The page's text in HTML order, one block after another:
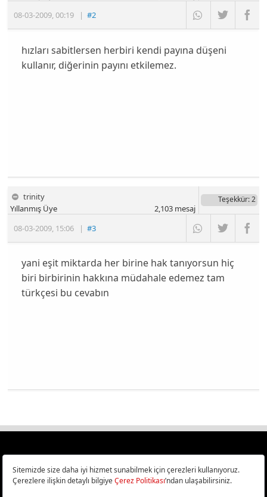
08-03-2009,00:19 |#2
hızları sabitlersen herbiri kendi payına düşeni
kullanır, diğerinin payını etkilemez.
trinity
08-03-2009, 15:06 |#3
Yıllanmış Üye
Teşekkür: 2
2,103mesaj
yani eşit miktarda her birine hak tanıyorsun hiç
biri birbirinin hakkına müdahale edemez tam
türkçesi bu cevabın
Türkiye